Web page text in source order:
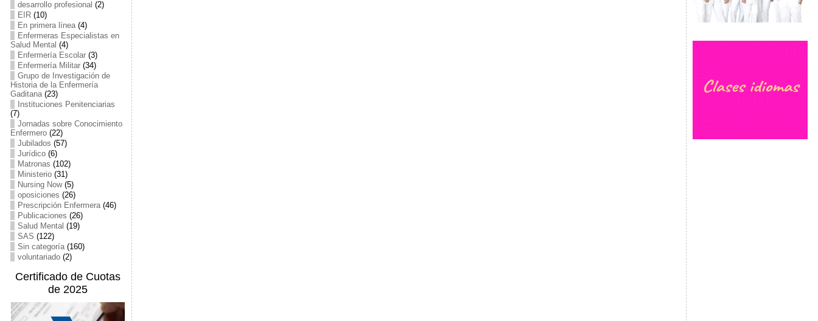
desarrollo profesional (2)
EIR(10)
En primera línea(4)
Enfermeras Especialistas en
Salud Mental (4)
Enfermería Escolar(3)
Enfermería Militar(34)
Grupo de Investigación de
Historia de la Enfermería
Gaditana(23)
Instituciones Penitenciarias
(7)
Jornadas sobre Conocimiento
Enfermero(22)
Jubilados (57)
Jurídico(6)
Matronas (102)
Ministerio(31)
Nursing Now(5)
oposiciones (26)
Prescripción Enfermera(46)
Publicaciones (26)
Salud Mental (19)
SAS (122)
Sin categoría(160)
voluntariado(2)
Certificado de Cuotas
de 2025